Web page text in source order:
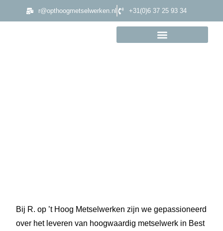
r@opthoogmetselwerken.nl +31(0)6 37 25 93 34
Bij R. op ’t Hoog Metselwerken zijn we gepassioneerd
over het leveren van hoogwaardig metselwerk in Best